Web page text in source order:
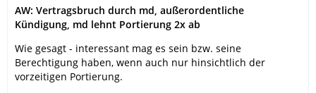
AW: Vertragsbruch durch md, außerordentliche
Kündigung, md lehnt Portierung 2x ab
Wie gesagt - interessant mag es sein bzw. seine
Berechtigung haben, wenn auch nur hinsichtlich der
vorzeitigen Portierung.